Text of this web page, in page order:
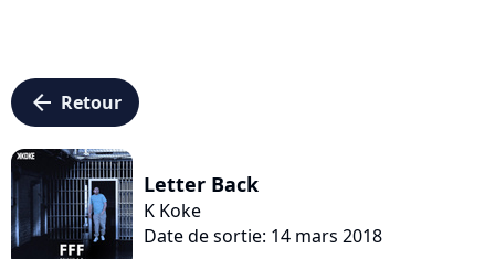
arrow_left Retour
Letter Back
K Koke
Date de sortie: 14 mars 2018